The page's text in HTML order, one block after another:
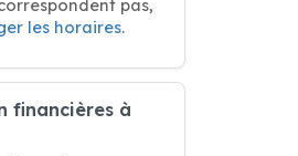
pas,
les horaires.
financières à